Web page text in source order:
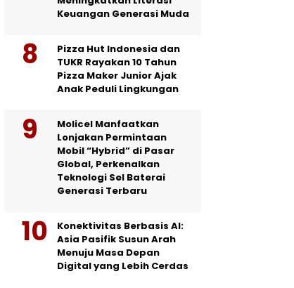
Keuangan Generasi Muda
Pizza Hut Indonesia dan
TUKR Rayakan 10 Tahun
Pizza Maker Junior Ajak
Anak Peduli Lingkungan
Molicel Manfaatkan
Lonjakan Permintaan
Mobil “Hybrid” di Pasar
Global, Perkenalkan
Teknologi Sel Baterai
Generasi Terbaru
Konektivitas Berbasis AI:
Asia Pasifik Susun Arah
Menuju Masa Depan
Digital yang Lebih Cerdas